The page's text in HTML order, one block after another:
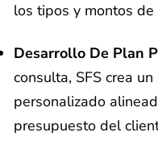
los tipos y montos de
Desarrollo De Plan
consulta, SFS crea
personalizado
presupuesto del